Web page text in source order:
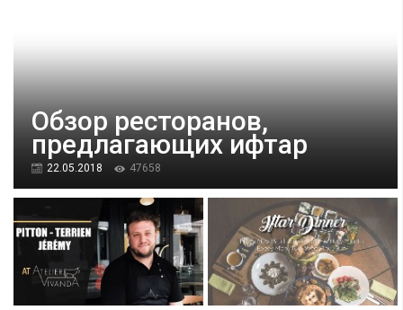
Обзор ресторанов,
предлагающих ифтар
22.05.2018 47658